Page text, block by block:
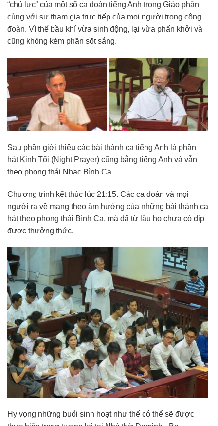
“chủ lực” của một số ca đoàn tiếng Anh trong Giáo phận,
cùng với sự tham gia trực tiếp của mọi người trong cộng
đoàn. Vì thế bầu khí vừa sinh động, lại vừa phấn khởi và
cũng không kém phần sốt sắng.
Sau phần giới thiệu các bài thánh ca tiếng Anh là phần
hát Kinh Tối (Night Prayer) cũng bằng tiếng Anh và vẫn
theo phong thái Nhạc Bình Ca.
Chương trình kết thúc lúc 21:15. Các ca đoàn và mọi
người ra về mang theo âm hưởng của những bài thánh ca
hát theo phong thái Bình Ca, mà đã từ lâu họ chưa có dịp
được thưởng thức.
Hy vọng những buổi sinh hoạt như thế có thể sẽ được